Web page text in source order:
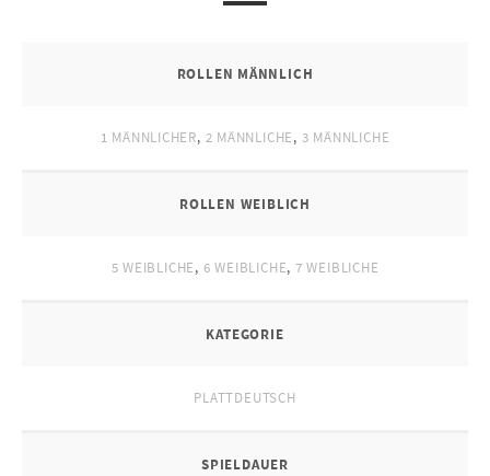
ROLLEN MÄNNLICH
1 MÄNNLICHER, 2 MÄNNLICHE, 3 MÄNNLICHE
ROLLEN WEIBLICH
5 WEIBLICHE, 6 WEIBLICHE, 7 WEIBLICHE
KATEGORIE
PLATTDEUTSCH
SPIELDAUER